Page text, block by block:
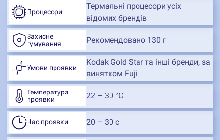
Процесори
Термальні процесори усіх
відомих брендів
Захисне
гумування
Рекомендовано 130 г
Умови проявки
Kodak Gold Star та інші бренди, за
винятком Fuji
Температура
проявки
22 – 30 °С
Час проявки 20 – 30 с